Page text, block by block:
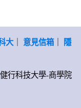
大｜ 意見信箱｜
隱
行科技大學-商學院